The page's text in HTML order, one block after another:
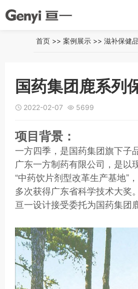
首页 >>案例展示 >>滋补保健品
国药集团鹿系列
 2022-02-07  5699
项目背景：
一方四季，是国药集团旗下子
广东一方制药有限公司，是以
“中药饮片剂型改革生产基地”
多次获得广东省科学技术大奖。
亘一设计接受委托为国药集团